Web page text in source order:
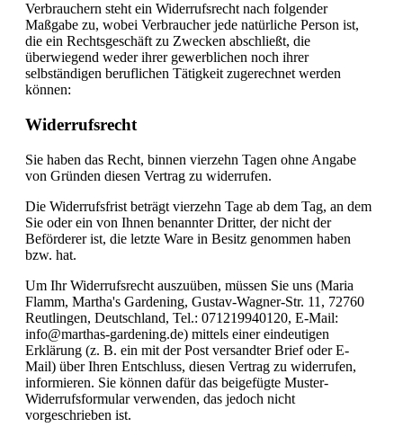
Verbrauchern steht ein Widerrufsrecht nach folgender
Maßgabe zu, wobei Verbraucher jede natürliche Person ist,
die ein Rechtsgeschäft zu Zwecken abschließt, die
überwiegend weder ihrer gewerblichen noch ihrer
selbständigen beruflichen Tätigkeit zugerechnet werden
können:
Widerrufsrecht
Sie haben das Recht, binnen vierzehn Tagen ohne Angabe
von Gründen diesen Vertrag zu widerrufen.
Die Widerrufsfrist beträgt vierzehn Tage ab dem Tag, an dem
Sie oder ein von Ihnen benannter Dritter, der nicht der
Beförderer ist, die letzte Ware in Besitz genommen haben
bzw. hat.
Um Ihr Widerrufsrecht auszuüben, müssen Sie uns (Maria
Flamm, Martha's Gardening, Gustav-Wagner-Str. 11, 72760
Reutlingen, Deutschland, Tel.: 071219940120, E-Mail:
info@marthas-gardening.de) mittels einer eindeutigen
Erklärung (z. B. ein mit der Post versandter Brief oder E-
Mail) über Ihren Entschluss, diesen Vertrag zu widerrufen,
informieren. Sie können dafür das beigefügte Muster-
Widerrufsformular verwenden, das jedoch nicht
vorgeschrieben ist.